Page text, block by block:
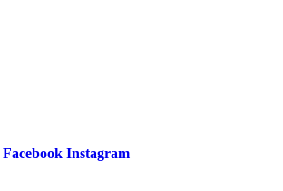
Facebook Instagram